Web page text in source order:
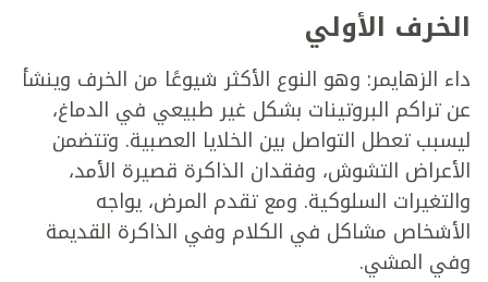
الخرف الأولي
داء الزهايمر: وهو النوع الأكثر شيوعًا من الخرف وينشأ
عن تراكم البروتينات بشكل غير طبيعي في الدماغ،
ليسبب تعطل التواصل بين الخلايا العصبية. وتتضمن
الأعراض التشوش، وفقدان الذاكرة قصيرة الأمد،
والتغيرات السلوكية. ومع تقدم المرض، يواجه
الأشخاص مشاكل في الكلام وفي الذاكرة القديمة
وفي المشي.